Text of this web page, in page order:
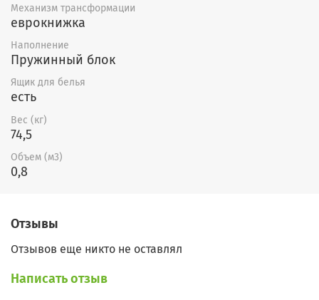
бельевой ящик. В комплекте две
подушки и два валика.
Механизм трансформации
еврокнижка
Наполнение
Пружинный блок
Ящик для белья
есть
Вес (кг)
74,5
Объем (м3)
0,8
Отзывы
Отзывов еще никто не оставлял
Написать отзыв